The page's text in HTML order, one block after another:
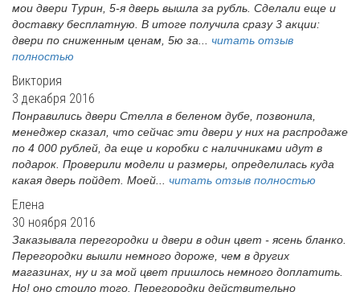
мои двери Турин, 5-я дверь вышла за рубль. Сделали еще и
доставку бесплатную. В итоге получила сразу 3 акции:
двери по сниженным ценам, 5ю за... читать отзыв
полностью
Виктория
3 декабря 2016
Понравились двери Стелла в беленом дубе, позвонила,
менеджер сказал, что сейчас эти двери у них на распродаже
по 4 000 рублей, да еще и коробки с наличниками идут в
подарок. Проверили модели и размеры, определилась куда
какая дверь пойдет. Моей... читать отзыв полностью
Елена
30 ноября 2016
Заказывала перегородки и двери в один цвет - ясень бланко.
Перегородки вышли немного дороже, чем в других
магазинах, ну и за мой цвет пришлось немного доплатить.
Но! оно стоило того. Перегородки действительно